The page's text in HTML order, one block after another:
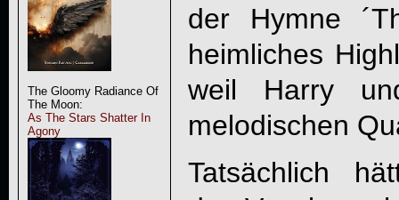
The Gloomy Radiance Of
The Moon:
As The Stars Shatter In
Agony
der Hymne
heimliches
weil Harry
melodischen
Tatsächlich